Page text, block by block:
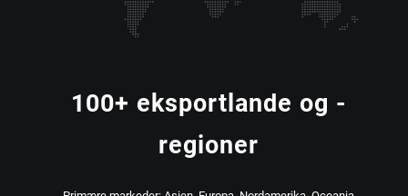
100+ eksportlande og -
regioner